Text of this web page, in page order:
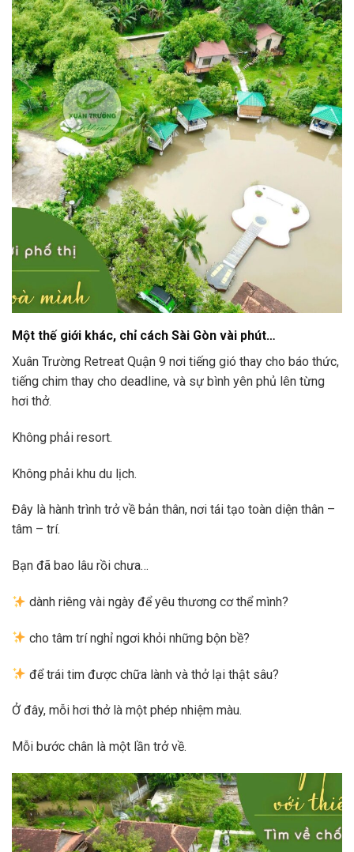
Một thế giới khác, chỉ cách Sài Gòn vài phút…
Xuân Trường Retreat Quận 9 nơi tiếng gió thay cho báo thức,
tiếng chim thay cho deadline, và sự bình yên phủ lên từng
hơi thở.
Không phải resort.
Không phải khu du lịch.
Đây là hành trình trở về bản thân, nơi tái tạo toàn diện thân –
tâm – trí.
Bạn đã bao lâu rồi chưa…
dành riêng vài ngày để yêu thương cơ thể mình?
cho tâm trí nghỉ ngơi khỏi những bộn bề?
để trái tim được chữa lành và thở lại thật sâu?
Ở đây, mỗi hơi thở là một phép nhiệm màu.
Mỗi bước chân là một lần trở về.